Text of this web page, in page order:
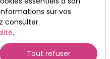
sur vos
consulter
.
Tout refuser